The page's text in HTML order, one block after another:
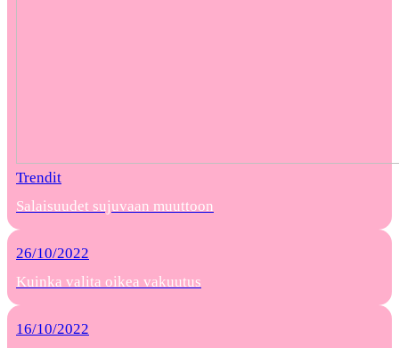
Trendit
Salaisuudet sujuvaan muuttoon
26/10/2022
Kuinka valita oikea vakuutus
16/10/2022